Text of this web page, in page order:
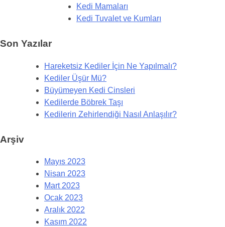
Kedi Mamaları
Kedi Tuvalet ve Kumları
Son Yazılar
Hareketsiz Kediler İçin Ne Yapılmalı?
Kediler Üşür Mü?
Büyümeyen Kedi Cinsleri
Kedilerde Böbrek Taşı
Kedilerin Zehirlendiği Nasıl Anlaşılır?
Arşiv
Mayıs 2023
Nisan 2023
Mart 2023
Ocak 2023
Aralık 2022
Kasım 2022